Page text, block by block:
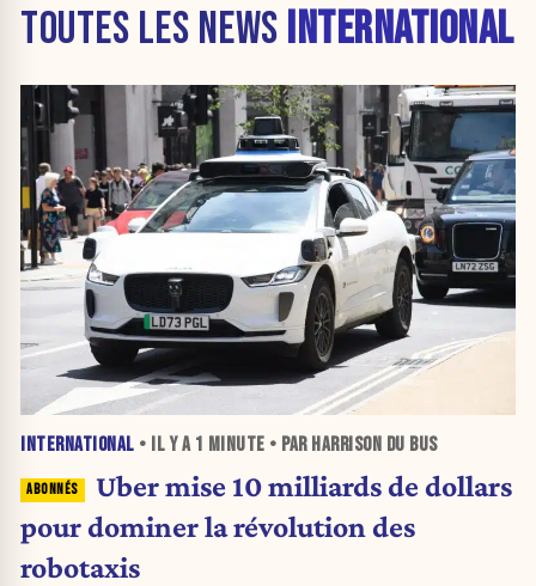
TOUTES LES NEWS INTERNATIONAL
INTERNATIONAL • IL Y A 1 MINUTE • PAR HARRISON DU BUS
Uber mise 10 milliards de dollars
pour dominer la révolution des
robotaxis